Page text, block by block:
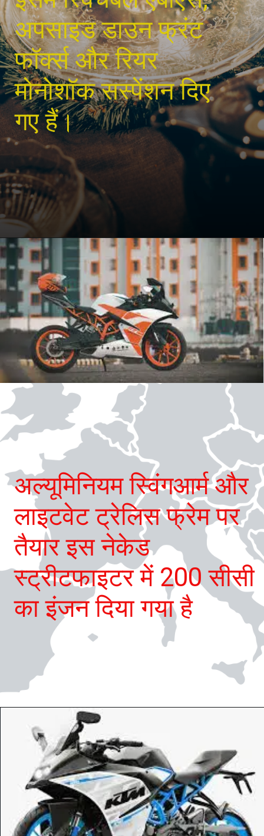
अपसाइड डाउन फ्रंट
फॉर्क्स और रियर
मोनोशॉक सस्पेंशन दिए
गए हैं।
अल्यूमिनियम स्विंगआर्म और
लाइटवेट ट्रेलिस फ्रेम पर
तैयार इस नेकेड
स्ट्रीटफाइटर में 200 सीसी
का इंजन दिया गया है